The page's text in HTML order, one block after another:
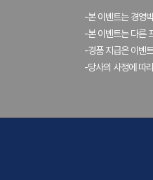
-본 이벤트는 경영
-본 이벤트는 다른
-경품 지급은 이벤
-당사의 사정에 따